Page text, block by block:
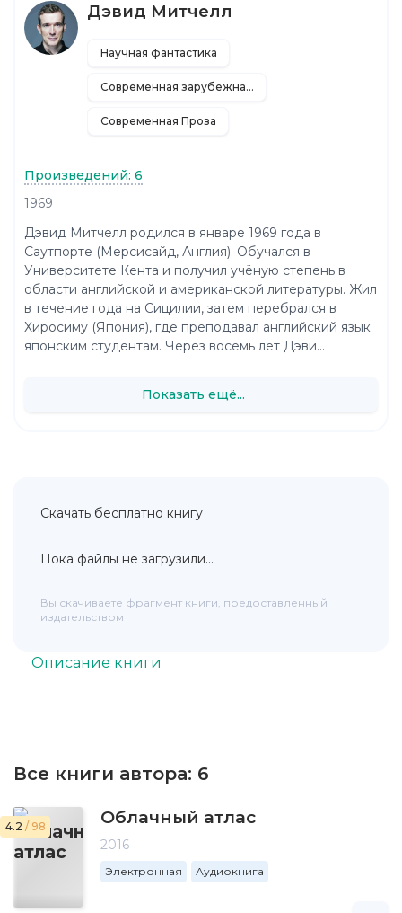
Описание книги
Все книги автора: 6
4.2 / 98 Облачный атлас
2016
Электронная Аудиокнига
Дэвид Митчелл
Научная фантастика
Современная зарубежная литература
Современная Проза
Произведений: 6
1969
Дэвид Митчелл родился в январе 1969 года в
Саутпорте (Мерсисайд, Англия). Обучался в
Университете Кента и получил учёную степень в
области английской и американской литературы. Жил
в течение года на Сицилии, затем перебрался в
Хиросиму (Япония), где преподавал английский язык
японским студентам. Через восемь лет Дэви...
Показать ещё...
Скачать бесплатно книгу
Пока файлы не загрузили...
Вы скачиваете фрагмент книги, предоставленный
издательством